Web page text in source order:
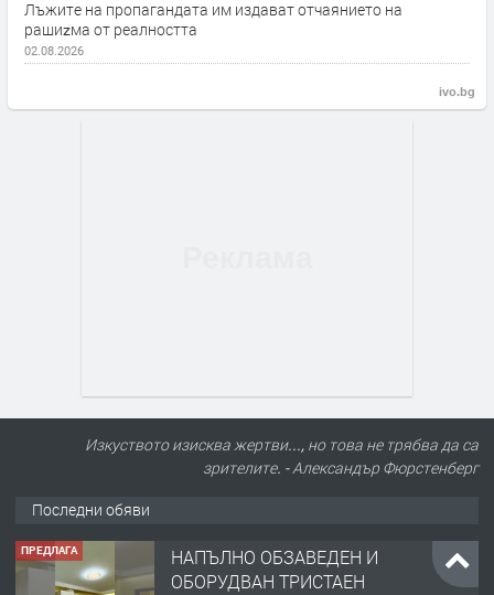
Лъжите на пропагандата им издават отчаянието на
рашиzма от реалността
02.08.2026
ivo.bg
Изкуството изисква жертви..., но това не трябва да са
зрителите. - Александър Фюрстенберг
Последни обяви
ПРЕДЛАГА
НАПЪЛНО ОБЗАВЕДЕН И
ОБОРУДВАН ТРИСТАЕН